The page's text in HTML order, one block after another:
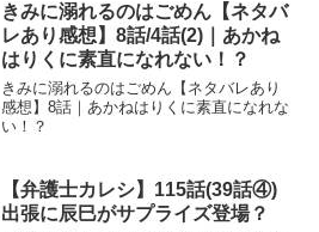
きみに溺れるのはごめん【ネタバ
レあり感想】8話/4話(2)｜あかね
はりくに素直になれない！？
きみに溺れるのはごめん【ネタバレあり
感想】8話｜あかねはりくに素直になれな
い！？
【弁護士カレシ】115話(39話④)
出張に辰巳がサプライズ登場？